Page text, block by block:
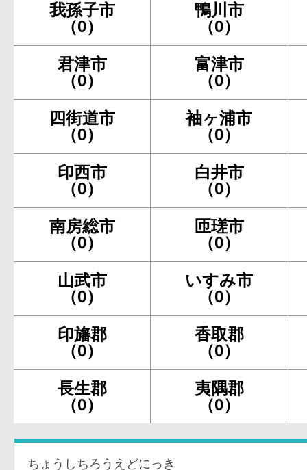
我孫子市
（0）
鴨川市
（0）
君津市
（0）
富津市
（0）
四街道市
（0）
袖ヶ浦市
（0）
印西市
（0）
白井市
（0）
南房総市
（0）
匝瑳市
（0）
山武市
（0）
いすみ市
（0）
印旛郡
（0）
香取郡
（0）
長生郡
（0）
夷隅郡
（0）
ちょうしちろうえどにっき